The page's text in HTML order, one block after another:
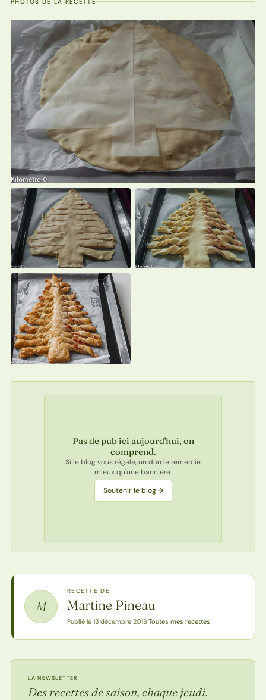
Pas de pub ici aujourd'hui, on
comprend.
Si le blog vous régale, un don le remercie
mieux qu'une bannière.
Soutenir le blog →
M
RECETTE DE
Martine Pineau
Publié le 13 décembre 2018·Toutes mes recettes
LA NEWSLETTER
Des recettes de saison, chaque jeudi.